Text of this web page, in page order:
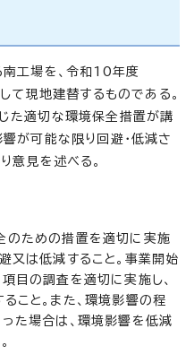
南工場を、令和10年度
現地建替するものである。
た適切な環境保全措置が講
が可能な限り回避・低減さ
意見を述べる。
のための措置を適切に実施
又は低減すること。事業開始
目の調査を適切に実施し、
こと。また、環境影響の程
た場合は、環境影響を低減